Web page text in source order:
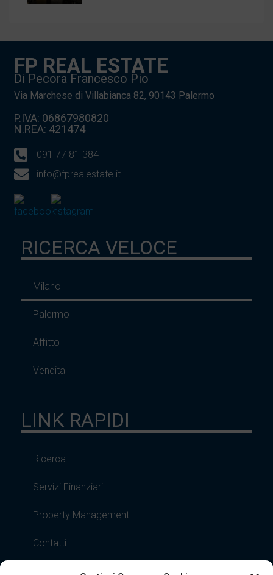
FP REAL ESTATE
Di Pecora Francesco Pio
Via Marchese di Villabianca 82, 90143 Palermo
P.IVA: 06867980820
N.REA: 421474
091 77 81 384
info@fprealestate.it
RICERCA VELOCE
Milano
Palermo
Affitto
Vendita
LINK RAPIDI
Ricerca
Servizi Finanziari
Property Management
Contatti